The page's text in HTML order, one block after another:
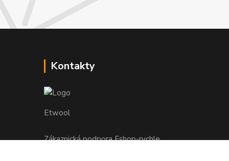
Kontakty
Etwool
Zákaznická podpora Eshop-rychle